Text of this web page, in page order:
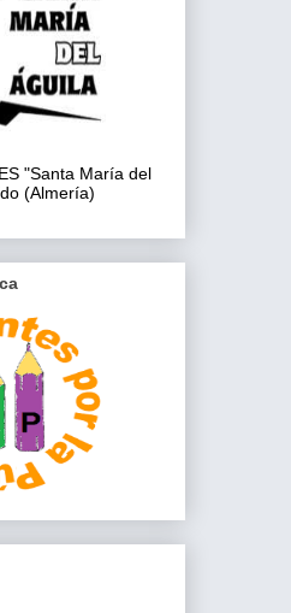
"Santa María del
(Almería)